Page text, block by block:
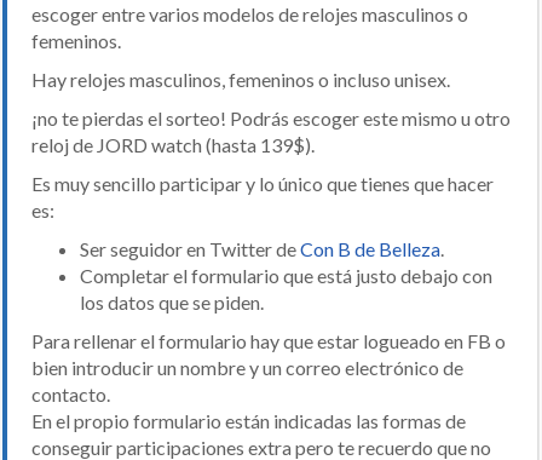
escoger entre varios modelos de relojes masculinos o
femeninos.
Hay relojes masculinos, femeninos o incluso unisex.
¡no te pierdas el sorteo! Podrás escoger este mismo u otro
reloj de JORD watch (hasta 139$).
Es muy sencillo participar y lo único que tienes que hacer
es:
Ser seguidor en Twitter deCon B de Belleza.
Completar el formulario que está justo debajo con
los datos que se piden.
Para rellenar el formulario hay que estar logueado en FB o
bien introducir un nombre y un correo electrónico de
contacto.
En el propio formulario están indicadas las formas de
conseguir participaciones extra pero te recuerdo que no